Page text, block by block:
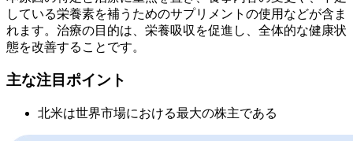
している栄養素を補うためのサプリメントの使用などが含ま
れます。治療の目的は、栄養吸収を促進し、全体的な健康状
態を改善することです。
主な注目ポイント
北米は世界市場における最大の株主である